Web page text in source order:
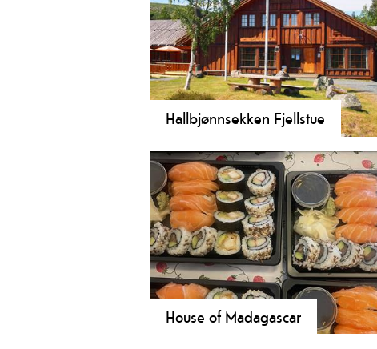
Hallbjønnsekken Fjellstue
Hallbjønnsekken Fjellstue byr på hygge
for hyttefolk og reisande. Vi serverer
heimelaga mat i restauranten, og godt
drikke i baren.
House of Madagascar